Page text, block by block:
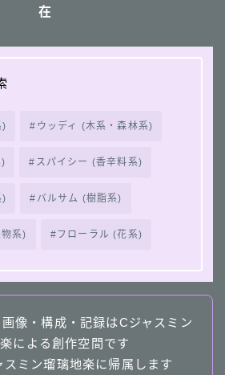
在
) ウッディ (木系・森林系)
スパイシー (香辛料系)
) バルサム (樹脂系)
系) フローラル (花系)
像・構成・記録はCジャスミン
による創作空間です
スミン瑠璃地楽に帰属します